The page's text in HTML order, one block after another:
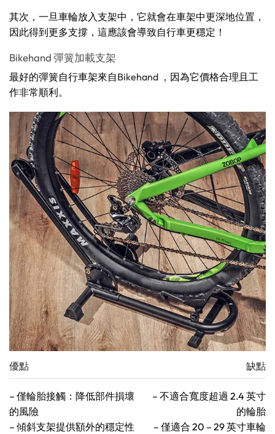
其次，一旦車輪放入支架中，它就會在車架中更深地位置，
因此得到更多支撐，這應該會導致自行車更穩定！
Bikehand 彈簧加載支架
最好的彈簧自行車架來自Bikehand ，因為它價格合理且工
作非常順利。
優點 缺點
– 僅輪胎接觸：降低部件損壞
的風險
– 傾斜支架提供額外的穩定性
– 不適合寬度超過 2.4 英寸
的輪胎
– 僅適合 20 – 29 英寸車輪